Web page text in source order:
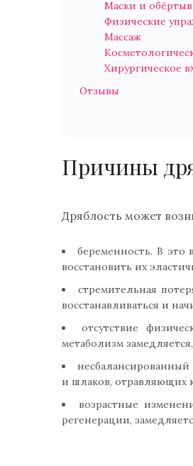
Маски и
Физические
Массаж
Хирургическое
Отзывы
Причины
Дряблость может
беременность. В
восстановить их
стремительная
восстанавливаться и
отсутствие
метаболизм
и шлаков, отравляющих
возрастные
регенерации,